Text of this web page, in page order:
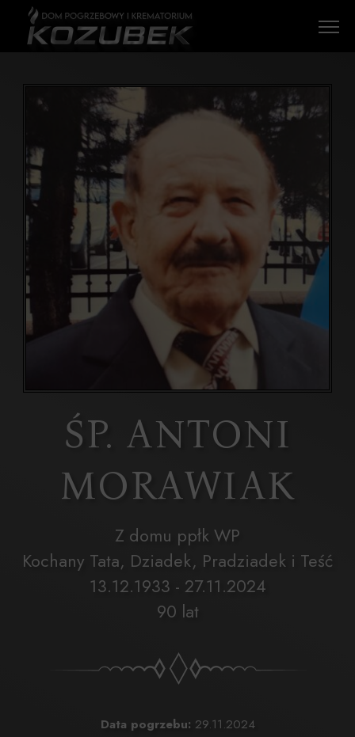
ŚP. ANTONI
MORAWIAK
Z domu ppłk WP
Kochany Tata, Dziadek, Pradziadek i Teść
13.12.1933 - 27.11.2024
90 lat
Data pogrzebu: 29.11.2024